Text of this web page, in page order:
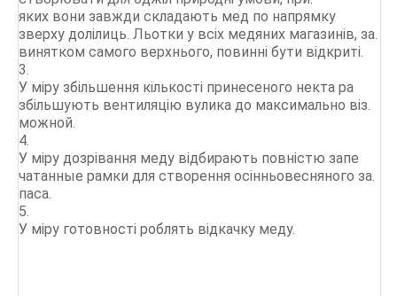
яких вони завжди складають мед по напрямку
зверху долілиць. Льотки у всіх медяних магазинів, за.
винятком самого верхнього, повинні бути відкриті.
3.
У міру збільшення кількості принесеного некта ра
збільшують вентиляцію вулика до максимально віз.
можной.
4.
У міру дозрівання меду відбирають повністю запе
чатанные рамки для створення осінньовесняного за.
паса.
5.
У міру готовності роблять відкачку меду.